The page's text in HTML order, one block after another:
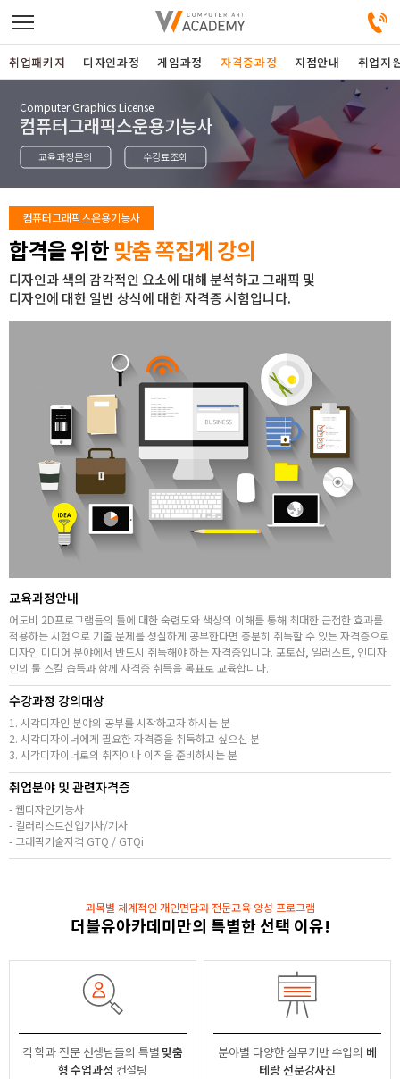
디자인정규과정
디자인단과과정
게임과정
자격증과정
커뮤니티
취업지원센터
고객상담센터
아카데미소개
취업패키지 디자인과정 게임과정 자격증과정 지점안내 취업지
Computer Graphics License
컴퓨터그래픽스운용기능사
교육과정문의 수강료조회
컴퓨터그래픽스운용기능사
합격을 위한맞춤 쪽집게 강의
디자인과 색의 감각적인 요소에 대해 분석하고 그래픽 및
디자인에 대한 일반 상식에 대한 자격증 시험입니다.
교육과정안내
어도비 2D프로그램들의 툴에 대한 숙련도와 색상의 이해를 통해 최대한 근접한 효과를
적용하는 시험으로 기출 문제를 성실하게 공부한다면 충분히 취득할 수 있는 자격증으로
디자인 미디어 분야에서 반드시 취득해야 하는 자격증입니다. 포토샵, 일러스트, 인디자
인의 툴 스킬 습득과 함께 자격증 취득을 목표로 교육합니다.
수강과정 강의대상
1. 시각디자인 분야의 공부를 시작하고자 하시는 분
2. 시각디자이너에게 필요한 자격증을 취득하고 싶으신 분
3. 시각디자이너로의 취직이나 이직을 준비하시는 분
취업분야 및 관련자격증
- 웹디자인기능사
- 컬러리스트산업기사/기사
- 그래픽기술자격 GTQ / GTQi
과목별 체계적인 개인면담과 전문교육 양성 프로그램
더블유아카데미만의 특별한 선택 이유!
각 학과 전문 선생님들의 특별 맞춤
형 수업과정 컨설팅
분야별 다양한 실무기반 수업의 베
테랑 전문강사진